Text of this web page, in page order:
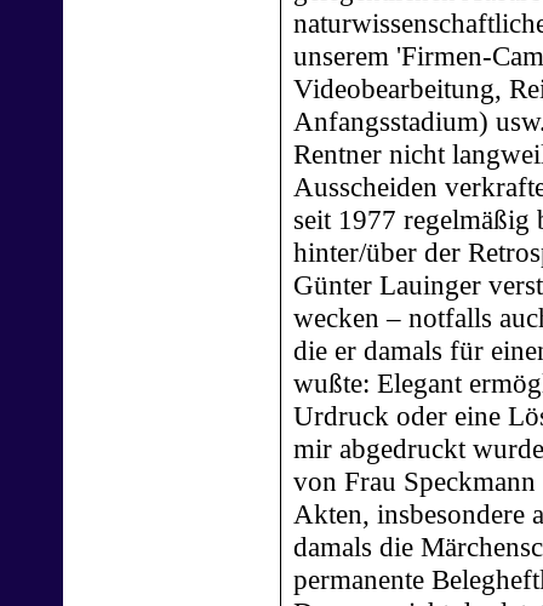
unserem 'Firmen-
Videobearbeitung,
Anfangsstadium)
Rentner nicht
Ausscheiden
seit 1977 regelmäßig
hinter/über der
Günter Lauinger
wecken – notfalls
die er damals für
wußte: Elegant
Urdruck oder eine
mir abgedruckt
von Frau
Akten, insbesondere
damals die
permanente